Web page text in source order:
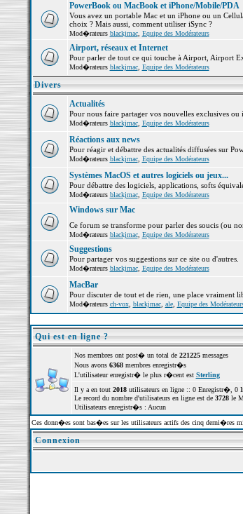
PowerBook ou MacBook et iPhone/Mobile/PDA
Vous avez un portable Mac et un iPhone ou un
choix ? Mais aussi, comment utiliser iSync ?
Mod�rateurs blackjmac, Equipe des Modérateurs
Airport, réseaux et Internet
Pour parler de tout ce qui touche à Airport, Airport
Mod�rateurs blackjmac, Equipe des Modérateurs
Divers
Actualités
Pour nous faire partager vos nouvelles exclusives
Mod�rateurs blackjmac, Equipe des Modérateurs
Réactions aux news
Pour réagir et débattre des actualités diffusées sur
Mod�rateurs blackjmac, Equipe des Modérateurs
Systèmes MacOS et autres logiciels ou jeux...
Pour débattre des logiciels, applications, softs
Mod�rateurs blackjmac, Equipe des Modérateurs
Windows sur Mac
Ce forum se transforme pour parler des soucis (ou
Mod�rateurs blackjmac, Equipe des Modérateurs
Suggestions
Pour partager vos suggestions sur ce site ou d'autres.
Mod�rateurs blackjmac, Equipe des Modérateurs
MacBar
Pour discuter de tout et de rien, une place vraiment
Mod�rateurs ch-vox, blackjmac, ale, Equipe des
Qui est en ligne ?
Nos membres ont post� un total de 221225messages
Nous avons 6368membres enregistr�s
L'utilisateur enregistr� le plus r�cent est Sterling
Il y a en tout 2018utilisateurs en ligne :: 0 Enregistr�,
Le record du nombre d'utilisateurs en ligne est de 3728le
Utilisateurs enregistr�s : Aucun
Ces donn�es sont bas�es sur les utilisateurs actifs des cinq derni�res
Connexion